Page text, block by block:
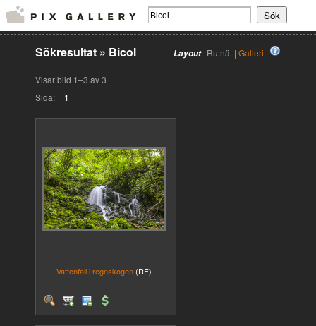
Layout Rutnät | Galleri
Sökresultat » Bicol
Visar bild 1–3 av 3
Sida:
1
Vattenfall i regnskogen (RF)